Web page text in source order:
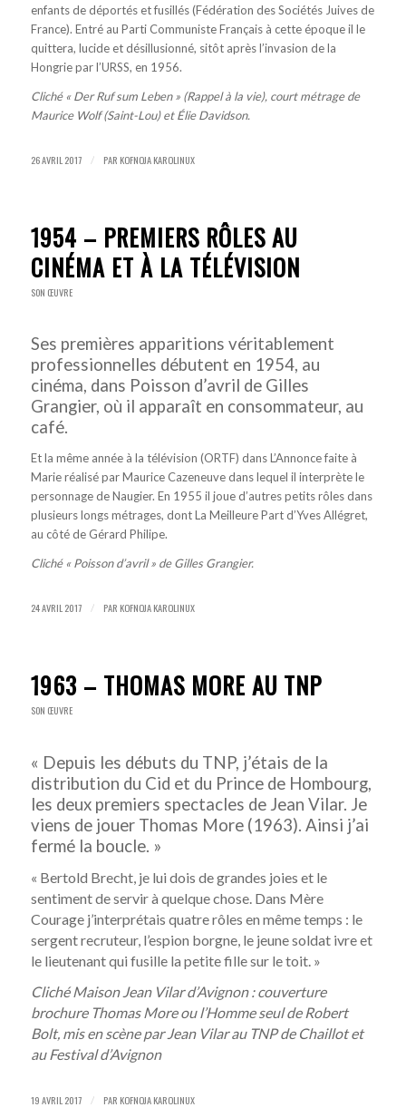
enfants de déportés et fusillés (Fédération des Sociétés Juives de
France). Entré au Parti Communiste Français à cette époque il le
quittera, lucide et désillusionné, sitôt après l’invasion de la
Hongrie par l’URSS, en 1956.
Cliché « Der Ruf sum Leben » (Rappel à la vie), court métrage de
Maurice Wolf (Saint-Lou) et Élie Davidson.
26 AVRIL 2017 / PAR KOFNOJA KAROLINUX
1954 – PREMIERS RÔLES AU
CINÉMA ET À LA TÉLÉVISION
SON ŒUVRE
Ses premières apparitions véritablement
professionnelles débutent en 1954, au
cinéma, dans Poisson d’avril de Gilles
Grangier, où il apparaît en consommateur, au
café.
Et la même année à la télévision (ORTF) dans L’Annonce faite à
Marie réalisé par Maurice Cazeneuve dans lequel il interprète le
personnage de Naugier. En 1955 il joue d’autres petits rôles dans
plusieurs longs métrages, dont La Meilleure Part d’Yves Allégret,
au côté de Gérard Philipe.
Cliché « Poisson d’avril » de Gilles Grangier.
24 AVRIL 2017 / PAR KOFNOJA KAROLINUX
1963 – THOMAS MORE AU TNP
SON ŒUVRE
« Depuis les débuts du TNP, j’étais de la
distribution du Cid et du Prince de Hombourg,
les deux premiers spectacles de Jean Vilar. Je
viens de jouer Thomas More (1963). Ainsi j’ai
fermé la boucle. »
« Bertold Brecht, je lui dois de grandes joies et le
sentiment de servir à quelque chose. Dans Mère
Courage j’interprétais quatre rôles en même temps : le
sergent recruteur, l’espion borgne, le jeune soldat ivre et
le lieutenant qui fusille la petite fille sur le toit. »
Cliché Maison Jean Vilar d’Avignon : couverture
brochure Thomas More ou l’Homme seul de Robert
Bolt, mis en scène par Jean Vilar au TNP de Chaillot et
au Festival d’Avignon
19 AVRIL 2017 / PAR KOFNOJA KAROLINUX